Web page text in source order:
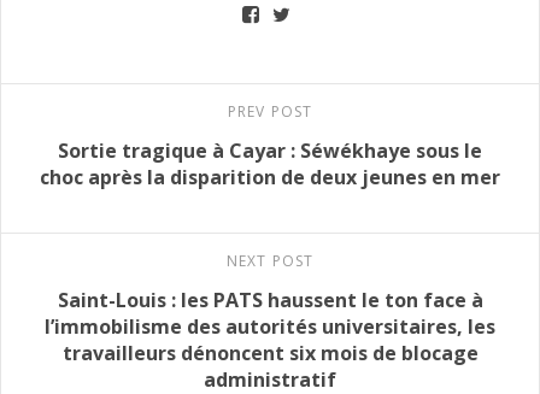
PREV POST
Sortie tragique à Cayar : Séwékhaye sous le
choc après la disparition de deux jeunes en mer
NEXT POST
Saint-Louis : les PATS haussent le ton face à
l’immobilisme des autorités universitaires, les
travailleurs dénoncent six mois de blocage
administratif